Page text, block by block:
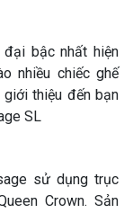
đại bậc nhất hiện
nhiều chiếc ghế
thiệu đến bạn
SL
sử dụng trục
Crown. Sản